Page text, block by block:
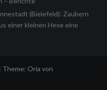
(Bielefeld): Zaubern
einer kleinen Hexe eine
Theme: Oria von